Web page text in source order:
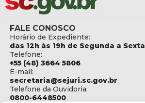
FALE CONOSCO
Horário de Expediente:
das 12h às 19h de Segunda a Sexta
Telefone:
+55 (48) 3664 5806
E-mail:
secretaria@sejuri.sc.gov.br
Telefone da Ouvidoria:
0800-6448500